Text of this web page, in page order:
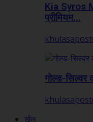
Kia Syros
प्रीमियम...
गोल्ड-सिल्वर
खेल